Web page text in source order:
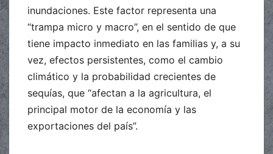
inundaciones. Este factor representa una
“trampa micro y macro”, en el sentido de que
tiene impacto inmediato en las familias y, a su
vez, efectos persistentes, como el cambio
climático y la probabilidad crecientes de
sequías, que “afectan a la agricultura, el
principal motor de la economía y las
exportaciones del país”.